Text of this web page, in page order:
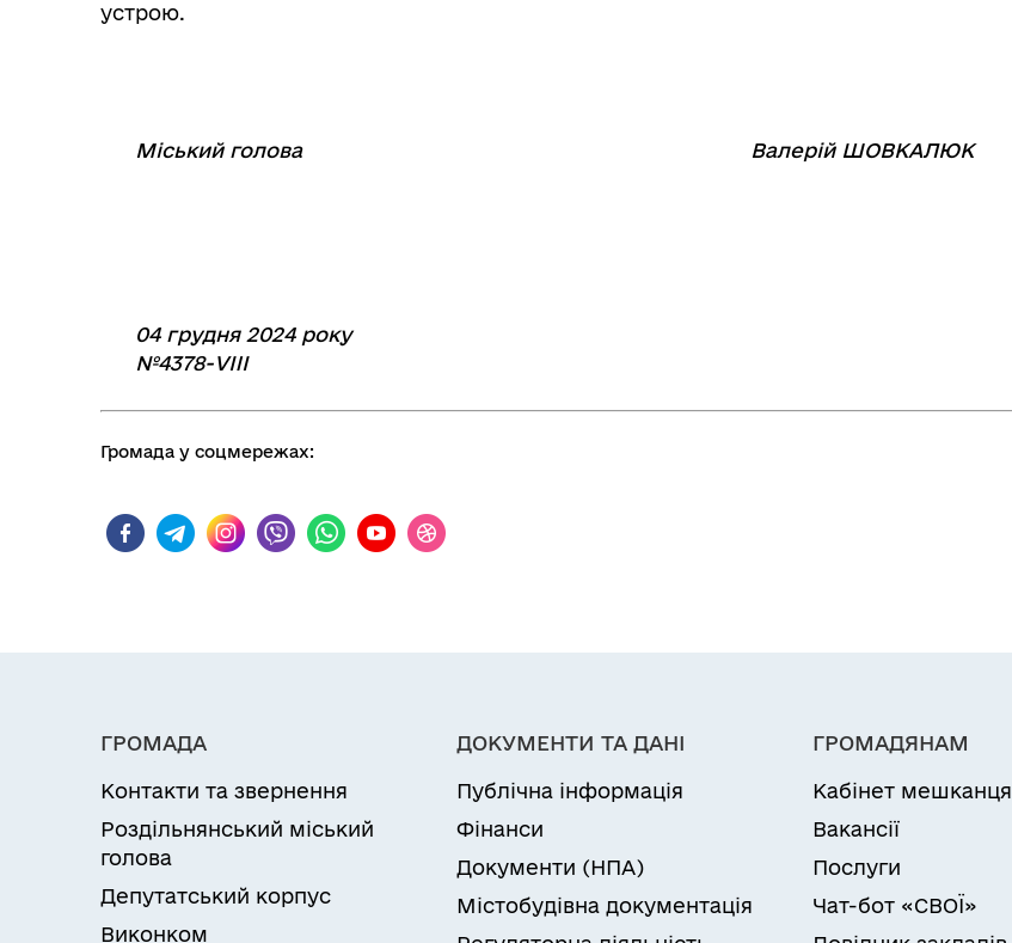
устрою.
Міський голова Валерій ШОВКАЛЮК
04 грудня 2024 року
№4378-VIII
Громада у соцмережах:
ГРОМАДА
Контакти та звернення
Роздільнянський міський
голова
Депутатський корпус
Виконком
ДОКУМЕНТИ ТА ДАНІ
Публічна інформація
Фінанси
Документи (НПА)
Містобудівна документація
ГРОМАДЯНАМ
Кабінет мешканця
Вакансії
Послуги
Чат-бот «СВОЇ»